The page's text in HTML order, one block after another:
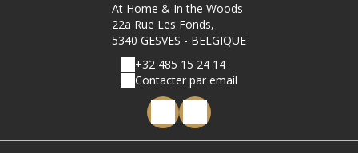
At Home & In the Woods
22a Rue Les Fonds,
5340 GESVES - BELGIQUE
+32 485 15 24 14
Contacter par email